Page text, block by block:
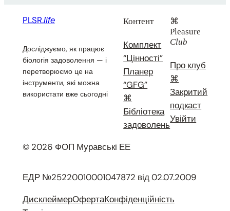
PLSR.life
Досліджуємо, як працює
біологія задоволення — і
перетворюємо це на
інструменти, які можна
використати вже сьогодні
Контент
Комплект
“Цінності”
Планер
“GFG”
⌘
Бібліотека
задоволень
⌘
Pleasure
Club
Про клуб
⌘
Закритий
подкаст
Увійти
© 2026 ФОП Муравські ЕЕ
ЕДР №25220010001047872 від 02.07.2009
ДисклеймерОфертаКонфіденційність